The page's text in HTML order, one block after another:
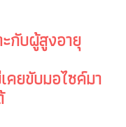
กับผู้สูงอายุ
คยขับมอไซค์มา